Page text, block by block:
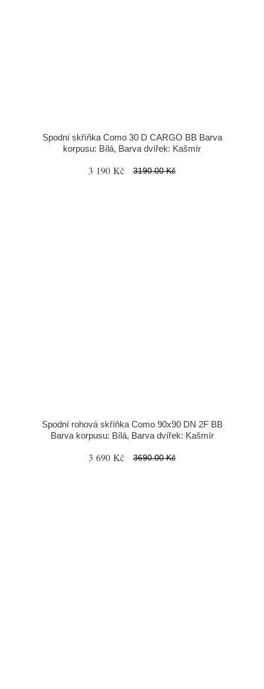
Spodní skříňka Como 30 D CARGO BB Barva
korpusu: Bílá, Barva dvířek: Kašmír
3 190 Kč 3190.00 Kč
Spodní rohová skříňka Como 90x90 DN 2F BB
Barva korpusu: Bílá, Barva dvířek: Kašmír
3 690 Kč 3690.00 Kč